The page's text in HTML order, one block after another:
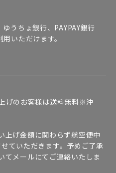
うちょ銀行、PAYPAY銀行
いただけます。
げのお客様は送料無料※沖
げ金額に関わらず航空便中
ていただきます。予めご了承
てメールにてご連絡いたしま